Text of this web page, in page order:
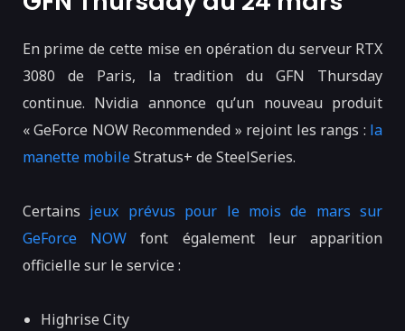
En prime de cette mise en opération du serveur RTX
3080 de Paris, la tradition du GFN Thursday
continue. Nvidia annonce qu’un nouveau produit
« GeForce NOW Recommended » rejoint les rangs : la
manette mobileStratus+ de SteelSeries.
Certains jeux prévus pour le mois de mars sur
GeForce NOWfont également leur apparition
officielle sur le service :
Highrise City